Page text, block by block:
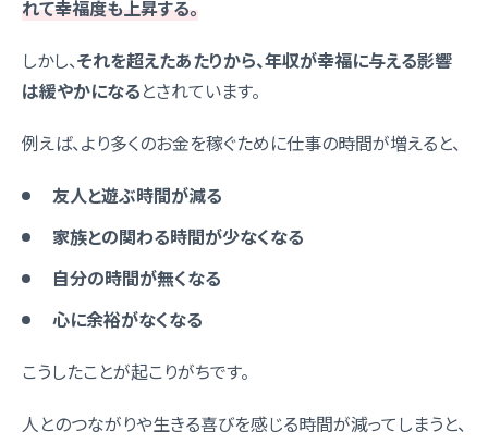
れて幸福度も上昇する。
しかし、それを超えたあたりから、年収が幸福に与える影響
は緩やかになるとされています。
例えば、より多くのお金を稼ぐために仕事の時間が増えると、
友人と遊ぶ時間が減る
家族との関わる時間が少なくなる
自分の時間が無くなる
心に余裕がなくなる
こうしたことが起こりがちです。
人とのつながりや生きる喜びを感じる時間が減ってしまうと、